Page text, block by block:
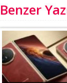
Benzer